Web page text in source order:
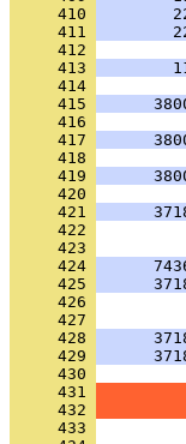
     410
     411
     412
     413
     414
     415
     416
     417
     418
     419
     420
     421
     422
     423
     424
     425
     426
     427
     428
     429
     430
     431
     432
     433